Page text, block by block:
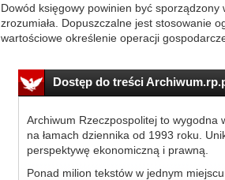
Dowód księgowy powinien być
zrozumiała. Dopuszczalne jest stosowanie
wartościowe określenie operacji
Dostęp do treści
Archiwum Rzeczpospolitej to wygodna
na łamach dziennika od 1993 roku.
perspektywę ekonomiczną i prawną.
Ponad milion tekstów w jednym miejscu.